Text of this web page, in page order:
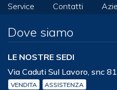
Service
Contatti
Dove siamo
LE NOSTRE SEDI
Via Caduti Sul Lavoro, snc
VENDITA ASSISTENZA